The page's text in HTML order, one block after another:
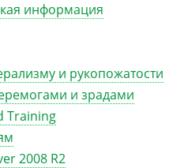
информация
и рукопожатости
и зрадами
Training
2008 R2